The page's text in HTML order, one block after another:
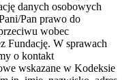
danych osobowych
Pan prawo do
wobec
Fundację. W sprawach
o kontakt
wskazane w Kodeksie